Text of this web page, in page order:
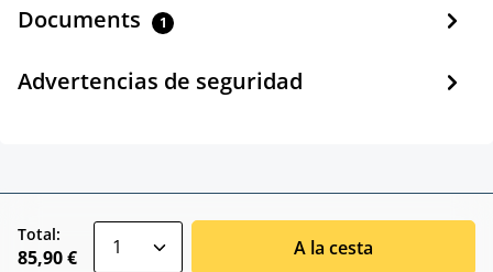
Documents 1
Advertencias de seguridad
Total:
85,90 € A la cesta